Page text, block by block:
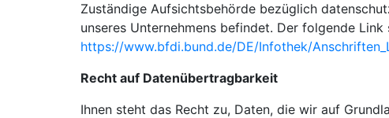
Zuständige Aufsichtsbehörde bezüglich
unseres Unternehmens befindet. Der folgende
https://www.bfdi.bund.de/DE/Infothek/
Recht auf Datenübertragbarkeit
Ihnen steht das Recht zu, Daten, die wir auf